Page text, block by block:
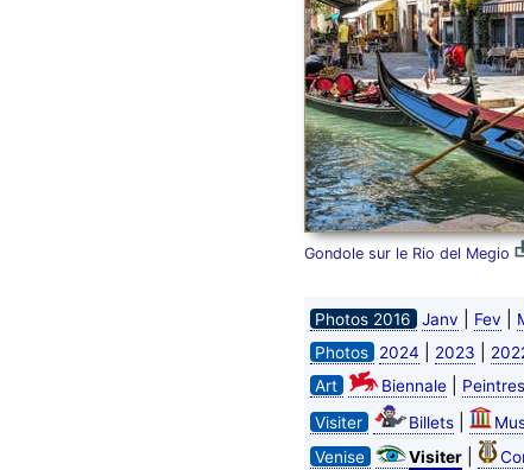
Gondole sur le Rio del Megio
Photos 2016 Janv Fev
Photos 2024 2023
Art Biennale| Peintres
Visiter
Billets|
Venise
Visiter|